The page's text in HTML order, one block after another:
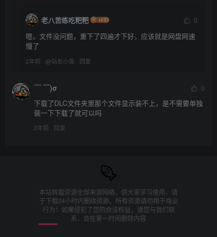
老八苦练吃粑粑
0
嗯，文件没问题，重下了四遍才下好，应该就是网盘网速
慢了
2年前 @站长小鱼 回复
￣ ￣)σ
0
下载了DLC文件夹里那个文件显示装不上，是不需要单独
装一下下载了就可以吗
2年前 回复
本站转载资源全部来源网络，供大家学习使用，请
于下载24小时内删除资源，所有资源请勿用于商业
行为！如果侵犯了您的合法权益，请您与我们联
系，会在第一时间删除内容